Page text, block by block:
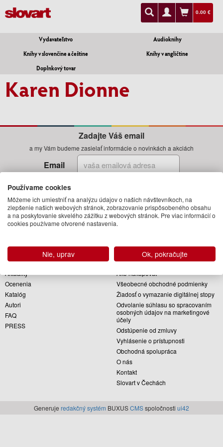
0.00 €
Vydavateľstvo
Audioknihy
Knihy v slovenčine a češtine
Knihy v angličtine
Doplnkový tovar
Karen Dionne
Zadajte Váš email
a my Vám budeme zasielať informácie o novinkách a akciách
Email
dôležitú úlohu zohráva obsah i forma, teda v ktorých sa kvalitný a náročný
obsah spája s polygraficky i výtvarne bezchybnou formou.
Aktuality
Ocenenia
Katalóg
Autori
FAQ
PRESS
Ako nakupovať
Všeobecné obchodné podmienky
Žiadosť o vymazanie digitálnej stopy
Odvolanie súhlasu so spracovaním
osobných údajov na marketingové
účely
Odstúpenie od zmluvy
Vyhlásenie o prístupnosti
Obchodná spolupráca
O nás
Kontakt
Slovart v Čechách
Generuje redakčný systém BUXUSCMSspoločnosti ui42
Používame cookies
Môžeme ich umiestniť na analýzu údajov o našich návštevníkoch, na
zlepšenie našich webových stránok, zobrazovanie prispôsobeného obsahu
a na poskytovanie skvelého zážitku z webových stránok. Pre viac informácií o
cookies používame otvorené nastavenia.
Nie, uprav Ok, pokračujte